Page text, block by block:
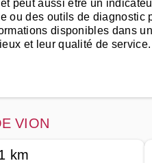
peut aussi être un
ou des outils de
disponibles dans
et leur qualité de service.
VION
km